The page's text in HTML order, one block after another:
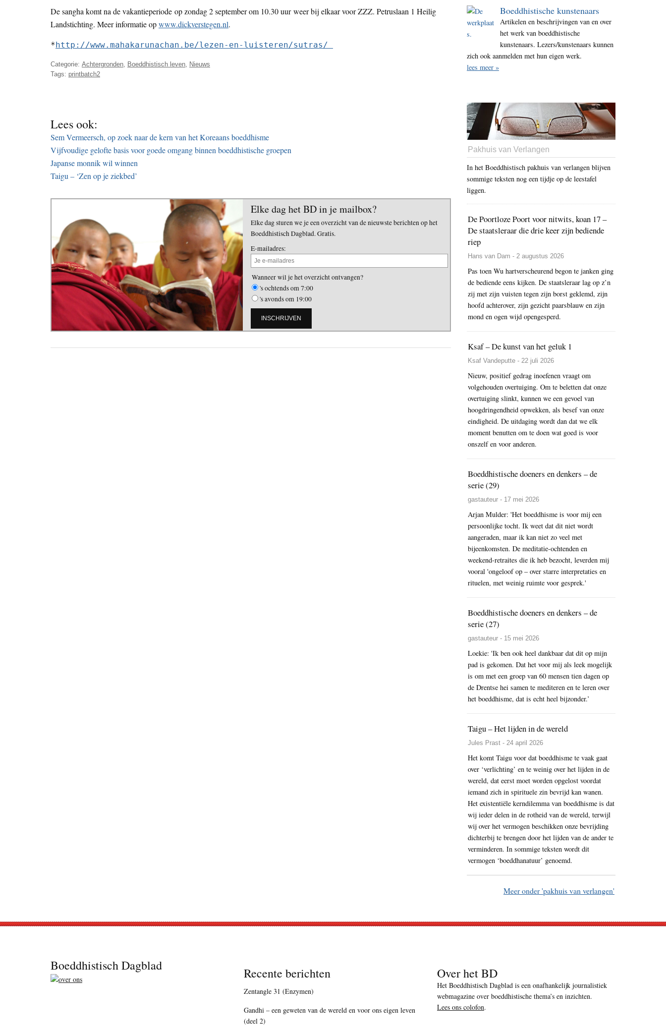
De sangha komt na de vakantieperiode op zondag 2 september om 10.30 uur weer bij elkaar voor ZZZ. Petruslaan 1 Heilig
Landstichting. Meer informatie opwww.dickverstegen.nl.
* http://www.mahakarunachan.be/lezen-en-luisteren/sutras/
Categorie: Achtergronden, Boeddhistisch leven, Nieuws
Tags: printbatch2
Lees ook:
Sem Vermeersch, op zoek naar de kern van het Koreaans boeddhisme
Vijfvoudige gelofte basis voor goede omgang binnen boeddhistische groepen
Japanse monnik wil winnen
Taigu – ‘Zen op je ziekbed’
Elke dag het BD in je mailbox?
Elke dag sturen we je een overzicht van de nieuwste berichten op het
Boeddhistisch Dagblad. Gratis.
E-mailadres:
Wanneer wil je het overzicht ontvangen?
's ochtends om 7:00
's avonds om 19:00
Boeddhistische kunstenaars
Artikelen en beschrijvingen van en over
het werk van boeddhistische
kunstenaars. Lezers/kunstenaars kunnen
zich ook aanmelden met hun eigen werk.
lees meer »
Pakhuis van Verlangen
In het Boeddhistisch pakhuis van verlangen blijven
sommige teksten nog een tijdje op de leestafel
liggen.
De Poortloze Poort voor nitwits, koan 17 –
De staatsleraar die drie keer zijn bediende
riep
Hans van Dam - 2 augustus 2026
Pas toen Wu hartverscheurend begon te janken ging
de bediende eens kijken. De staatsleraar lag op z’n
zij met zijn vuisten tegen zijn borst geklemd, zijn
hoofd achterover, zijn gezicht paarsblauw en zijn
mond en ogen wijd opengesperd.
Ksaf – De kunst van het geluk 1
Ksaf Vandeputte - 22 juli 2026
Nieuw, positief gedrag inoefenen vraagt om
volgehouden overtuiging. Om te beletten dat onze
overtuiging slinkt, kunnen we een gevoel van
hoogdringendheid opwekken, als besef van onze
eindigheid. De uitdaging wordt dan dat we elk
moment benutten om te doen wat goed is voor
onszelf en voor anderen.
Boeddhistische doeners en denkers – de
serie (29)
gastauteur - 17 mei 2026
Arjan Mulder: 'Het boeddhisme is voor mij een
persoonlijke tocht. Ik weet dat dit niet wordt
aangeraden, maar ik kan niet zo veel met
bijeenkomsten. De meditatie-ochtenden en
weekend-retraites die ik heb bezocht, leverden mij
vooral 'ongeloof op – over starre interpretaties en
rituelen, met weinig ruimte voor gesprek.'
Boeddhistische doeners en denkers – de
serie (27)
gastauteur - 15 mei 2026
Loekie: 'Ik ben ook heel dankbaar dat dit op mijn
pad is gekomen. Dat het voor mij als leek mogelijk
is om met een groep van 60 mensen tien dagen op
de Drentse hei samen te mediteren en te leren over
het boeddhisme, dat is echt heel bijzonder.’
Taigu – Het lijden in de wereld
Jules Prast - 24 april 2026
Het komt Taigu voor dat boeddhisme te vaak gaat
over ‘verlichting’ en te weinig over het lijden in de
wereld, dat eerst moet worden opgelost voordat
iemand zich in spirituele zin bevrijd kan wanen.
Het existentiële kerndilemma van boeddhisme is dat
wij ieder delen in de rotheid van de wereld, terwijl
wij over het vermogen beschikken onze bevrijding
dichterbij te brengen door het lijden van de ander te
verminderen. In sommige teksten wordt dit
vermogen ‘boeddhanatuur’ genoemd.
Meer onder 'pakhuis van verlangen'
Boeddhistisch Dagblad Recente berichten
Zentangle 31 (Enzymen)
Gandhi – een geweten van de wereld en voor ons eigen leven
(deel 2)
Over het BD
Het Boeddhistisch Dagblad is een onafhankelijk journalistiek
webmagazine over boeddhistische thema’s en inzichten.
Lees ons colofon.